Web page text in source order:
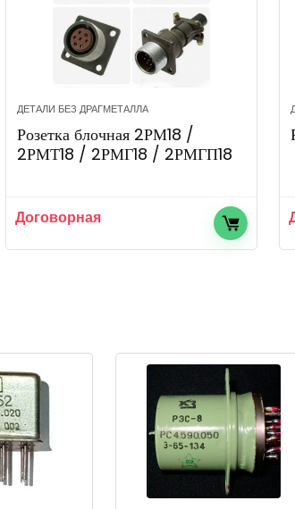
ДЕТАЛИ БЕЗ ДРАГМЕТАЛЛА
Розетка блочная 2РМ18 /
2РМТ18 / 2РМГ18 / 2РМГП18
Договорная